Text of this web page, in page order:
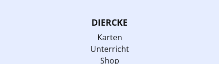
DIERCKE
Karten
Unterricht
Shop